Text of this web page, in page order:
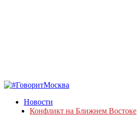
Новости
Конфликт на Ближнем Востоке